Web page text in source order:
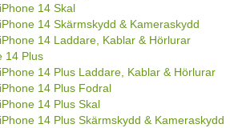
iPhone 14 Skal
iPhone 14 Skärmskydd & Kameraskydd
iPhone 14 Laddare, Kablar & Hörlurar
14 Plus
iPhone 14 Plus Laddare, Kablar & Hörlurar
iPhone 14 Plus Fodral
iPhone 14 Plus Skal
iPhone 14 Plus Skärmskydd & Kameraskydd